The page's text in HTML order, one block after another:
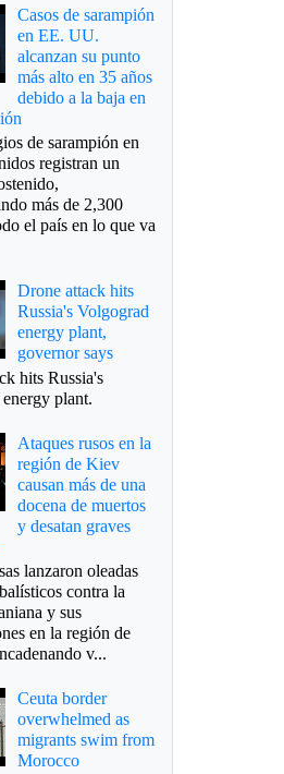
Casos de sarampión
en EE. UU.
alcanzan su punto
más alto en 35 años
debido a la baja en
de sarampión en
registran un
más de 2,300
el país en lo que va
Drone attack hits
Russia's Volgograd
energy plant,
governor says
hits Russia's
plant.
Ataques rusos en la
región de Kiev
causan más de una
docena de muertos
y desatan graves
lanzaron oleadas
contra la
y sus
en la región de
v...
Ceuta border
overwhelmed as
migrants swim from
Morocco